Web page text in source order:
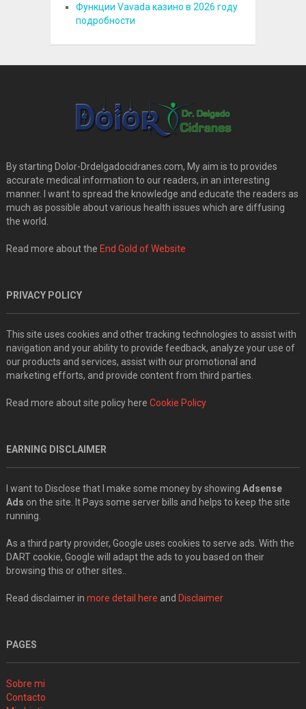
Функции Vavada казино в 2026 году
подробности
By starting Dolor-Drdelgadocidranes.com, My aim is to provides
accurate medical information to our readers, in an interesting
manner. I want to spread the knowledge and educate the readers as
much as possible about various health issues which are diffusing
the world.
Read more about the End Gold of Website
PRIVACY POLICY
This site uses cookies and other tracking technologies to assist with
navigation and your ability to provide feedback, analyze your use of
our products and services, assist with our promotional and
marketing efforts, and provide content from third parties.
Read more about site policy here Cookie Policy
EARNING DISCLAIMER
I want to Disclose that I make some money by showing Adsense
Ads on the site. It Pays some server bills and helps to keep the site
running.
As a third party provider, Google uses cookies to serve ads. With the
DART cookie, Google will adapt the ads to you based on their
browsing this or other sites..
Read disclaimer in more detail here and Disclaimer
PAGES
Sobre mi
Contacto